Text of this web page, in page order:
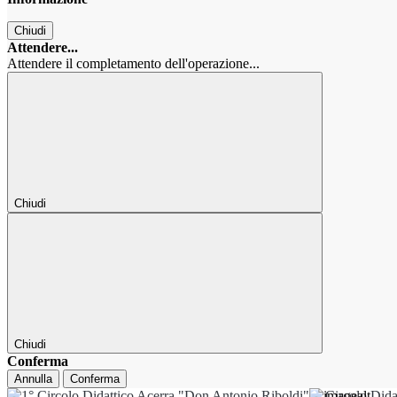
Chiudi
Attendere...
Attendere il completamento dell'operazione...
Chiudi
Chiudi
Conferma
Annulla Conferma